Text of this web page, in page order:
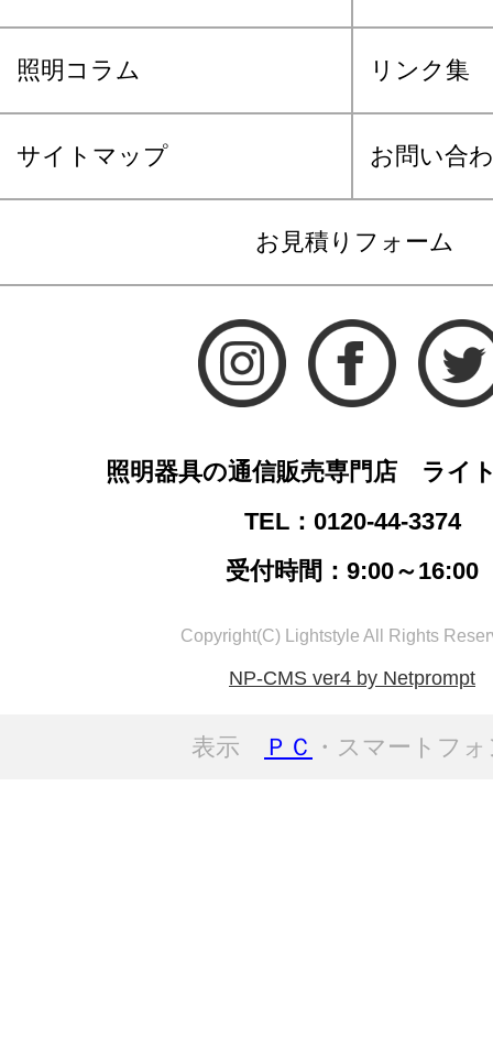
照明コラム リンク集
サイトマップ お問い合
お見積りフォーム
照明器具の通信販売専門店 ライ
TEL：0120-44-3374
受付時間：9:00～16:00
Copyright(C) Lightstyle All Rights
NP-CMS ver4 by Netprompt
表示 ＰＣ ・スマートフ